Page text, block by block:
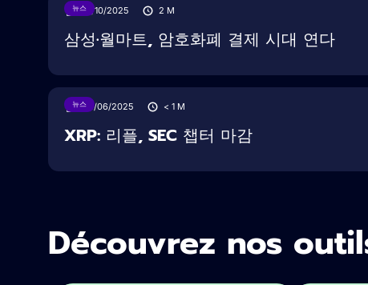
뉴스16/10/2025 2 M
삼성·월마트, 암호화폐 결제 시대 연다
뉴스28/06/2025 < 1 M
XRP: 리플, SEC 챕터 마감
Découvrez nos